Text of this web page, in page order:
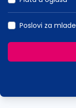
Poslovi za mlade